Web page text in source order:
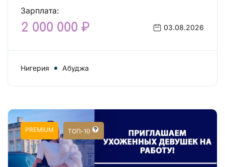
Зарплата:
2 000 000 ₽ 03.08.2026
Нигерия Абуджа
PREMIUM ТОП-10